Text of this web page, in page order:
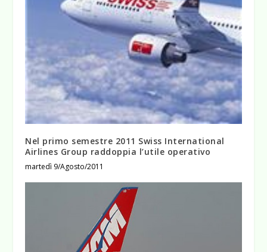
Nel primo semestre 2011 Swiss International
Airlines Group raddoppia l’utile operativo
martedì 9/Agosto/2011